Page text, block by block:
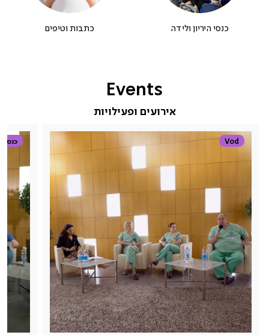
כנסי היריון ולידה כתבות וטיפים
Events
אירועים ופעילויות
Vod כנס